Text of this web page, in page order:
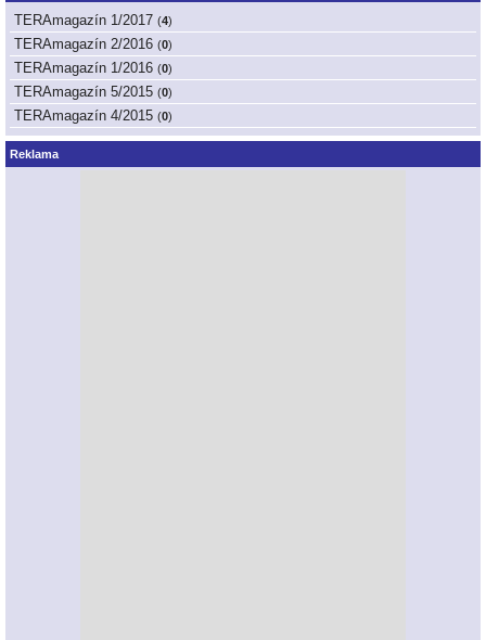
TERAmagazín 1/2017 (4)
TERAmagazín 2/2016 (0)
TERAmagazín 1/2016 (0)
TERAmagazín 5/2015 (0)
TERAmagazín 4/2015 (0)
Reklama